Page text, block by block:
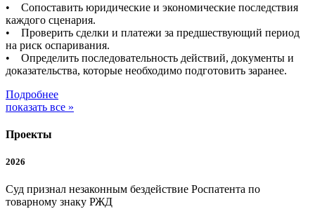
• Сопоставить юридические и экономические последствия
каждого сценария.
• Проверить сделки и платежи за предшествующий период
на риск оспаривания.
• Определить последовательность действий, документы и
доказательства, которые необходимо подготовить заранее.
Подробнее
показать все »
Проекты
2026
Суд признал незаконным бездействие Роспатента по
товарному знаку РЖД